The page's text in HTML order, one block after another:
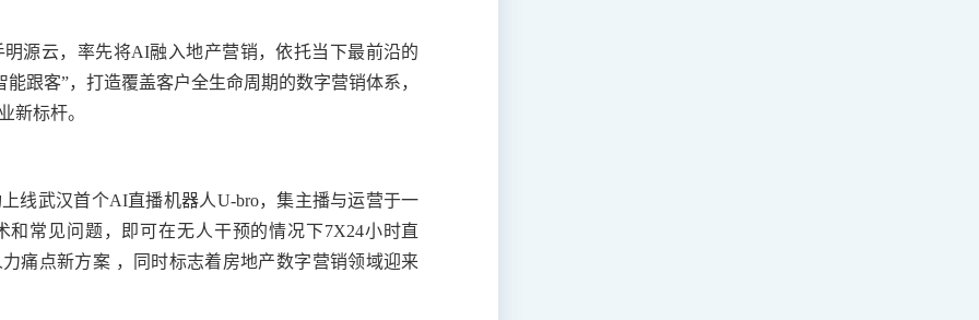
源云，率先将AI融入地产营销，依托当下最前沿的
跟客”，打造覆盖客户全生命周期的数字营销体系，
新标杆。
线武汉首个AI直播机器人U-bro，集主播与运营于一
常见问题，即可在无人干预的情况下7X24小时直
痛点新方案 ，同时标志着房地产数字营销领域迎来